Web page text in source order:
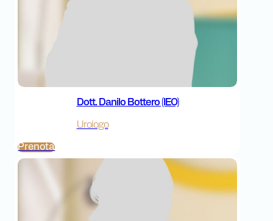
Dott. Danilo Bottero (IEO)
Urologo
Prenota